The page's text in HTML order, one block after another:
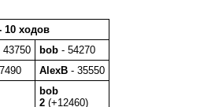
10 ходов
43750 bob - 54270
AlexB - 35550
bob
2 (+12460)